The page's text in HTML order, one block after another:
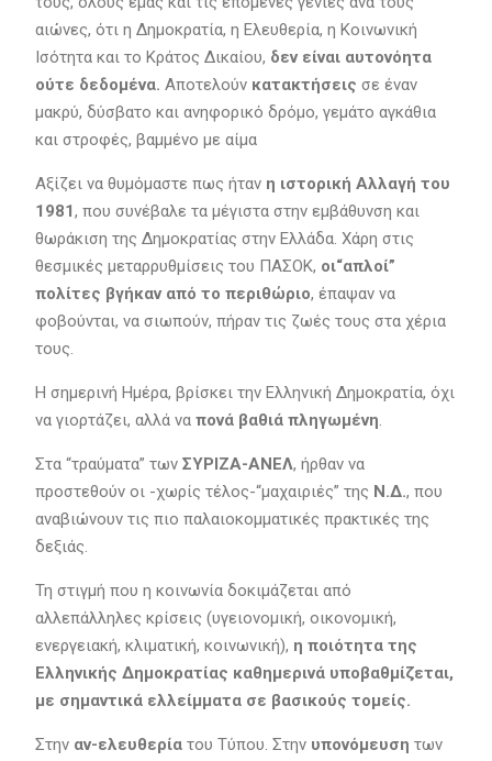
αιώνες, ότι η Δημοκρατία, η Ελευθερία, η Κοινωνική
Ισότητα και το Κράτος Δικαίου, δεν είναι αυτονόητα
ούτε δεδομένα. Αποτελούν κατακτήσεις σε έναν
μακρύ, δύσβατο και ανηφορικό δρόμο, γεμάτο αγκάθια
και στροφές, βαμμένο με αίμα
Αξίζει να θυμόμαστε πως ήταν η ιστορική Αλλαγή του
1981 , που συνέβαλε τα μέγιστα στην εμβάθυνση και
θωράκιση της Δημοκρατίας στην Ελλάδα. Χάρη στις
θεσμικές μεταρρυθμίσεις του ΠΑΣΟΚ, οι“απλοί”
πολίτες βγήκαν από το περιθώριο, έπαψαν να
φοβούνται, να σιωπούν, πήραν τις ζωές τους στα χέρια
τους.
Η σημερινή Ημέρα, βρίσκει την Ελληνική Δημοκρατία, όχι
να γιορτάζει, αλλά να πονά βαθιά πληγωμένη.
Στα “τραύματα” των ΣΥΡΙΖΑ-ΑΝΕΛ, ήρθαν να
προστεθούν οι -χωρίς τέλος-“μαχαιριές” της Ν.Δ., που
αναβιώνουν τις πιο παλαιοκομματικές πρακτικές της
δεξιάς.
Τη στιγμή που η κοινωνία δοκιμάζεται από
αλλεπάλληλες κρίσεις (υγειονομική, οικονομική,
ενεργειακή, κλιματική, κοινωνική), η ποιότητα της
Ελληνικής Δημοκρατίας καθημερινά υποβαθμίζεται,
με σημαντικά ελλείμματα σε βασικούς τομείς.
Στην αν-ελευθερίατου Τύπου. Στην υπονόμευση των